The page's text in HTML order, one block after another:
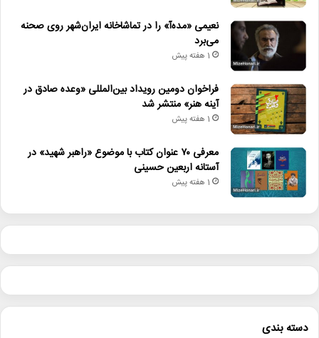
نعیمی «مده‌آ» را در تماشاخانه ایران‌شهر روی صحنه
می‌برد
1 هفته پیش
فراخوان دومین رویداد بین‌المللی «وعده صادق در
آینه هنر» منتشر شد
1 هفته پیش
معرفی ۷۰ عنوان کتاب با موضوع «راهبر شهید» در
آستانه اربعین حسینی
1 هفته پیش
دسته بندی